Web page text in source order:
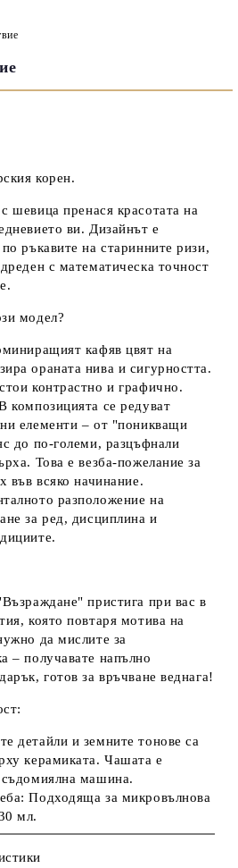
рамките на работния ден.
корен.
шевица пренася красотата на
ви. Дизайнът е
ръкавите на старинните ризи,
с математическа точност
модел?
кафяв цвят на
ораната нива и сигурността.
контрастно и графично.
композицията се редуват
елементи – от "поникващи
до по-големи, разцъфнали
Това е везба-пожелание за
във всяко начинание.
разположение на
за ред, дисциплина и
пристига при вас в
която повтаря мотива на
да мислите за
– получавате напълно
готов за връчване веднага!
детайли и земните тонове са
керамиката. Чашата е
съдомиялна машина.
Подходяща за микровълнова
мл.